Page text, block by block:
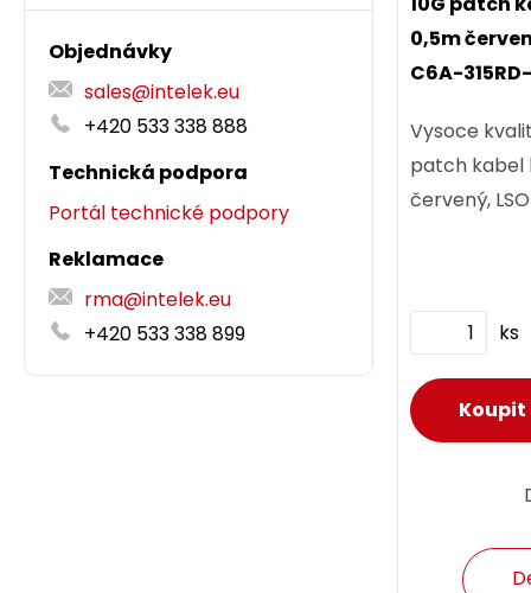
Objednávky
sales@intelek.eu
+420 533 338 888
Technická podpora
Portál technické podpory
Reklamace
rma@intelek.eu
+420 533 338 899
0,5m
C6A-
Vysoce
patch kabel
červený,
ks